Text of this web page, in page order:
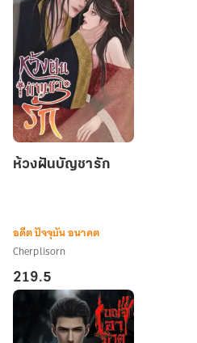
ฝัน
ห้วงฝันบัญชารัก
อดีต ปัจจุบัน อนาคต
Cherplisorn
219.5